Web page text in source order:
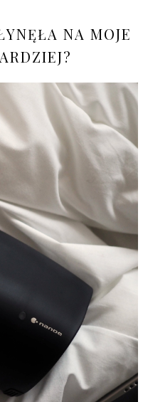
NA MOJE